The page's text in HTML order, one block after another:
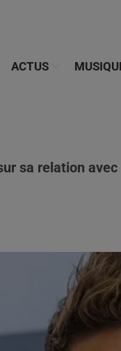
ACTUS
sa relation